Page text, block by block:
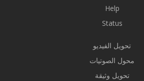
Help
Status
تحويل الفيديو
محول الصوتيات
تحويل وثيقة